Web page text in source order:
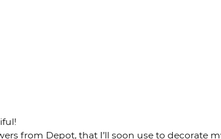
from Depot, that I’ll soon use to decorate